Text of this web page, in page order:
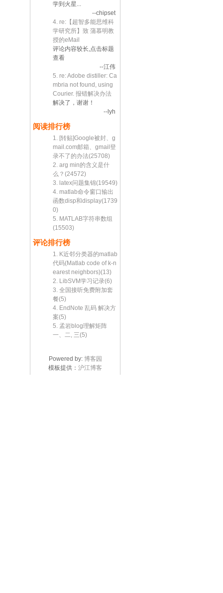
学到火星...
--chipset
4. re:【超智多能思维科
学研究所】致 蒲慕明教
授的eMail
评论内容较长,点击标题
查看
--江伟
5. re: Adobe distiller: Ca
mbria not found, using
Courier. 报错解决办法
解决了，谢谢！
--lyh
阅读排行榜
1. [转贴]Google被封、g
mail.com邮箱、gmail登
录不了的办法(25708)
2. arg min的含义是什
么？(24572)
3. latex问题集锦(19549)
4. matlab命令窗口输出
函数disp和display(1739
0)
5. MATLAB字符串数组
(15503)
评论排行榜
1. K近邻分类器的matlab
代码(Matlab code of k-n
earest neighbors)(13)
2. LibSVM学习记录(6)
3. 全国接听免费附加套
餐(5)
4. EndNote 乱码 解决方
案(5)
5. 孟岩blog理解矩阵
一、二, 三(5)
Powered by: 博客园
模板提供： 沪江博客